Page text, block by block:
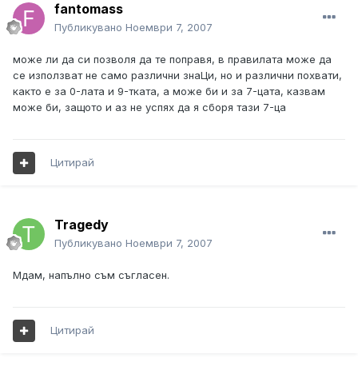
fantomass
Публикувано Ноември 7, 2007
може ли да си позволя да те поправя, в правилата може да
се използват не само различни знаЦи, но и различни похвати,
както е за 0-лата и 9-тката, а може би и за 7-цата, казвам
може би, защото и аз не успях да я сборя тази 7-ца
Цитирай
Tragedy
Публикувано Ноември 7, 2007
Мдам, напълно съм съгласен.
Цитирай